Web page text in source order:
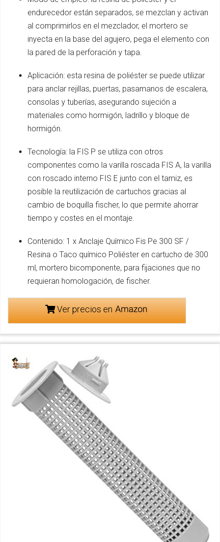
endurecedor están separados, se mezclan y activan
al comprimirlos en el mezclador, el mortero se
inyecta en la base del agujero, pega el elemento con
la pared de la perforación y tapa.
Aplicación: esta resina de poliéster se puede utilizar
para anclar rejillas, puertas, pasamanos de escalera,
consolas y tuberías, asegurando sujeción a
materiales como hormigón, ladrillo y bloque de
hormigón.
Tecnología: la FIS P se utiliza con otros
componentes como la varilla roscada FIS A, la varilla
con roscado interno FIS E junto con el tamiz, es
posible la reutilización de cartuchos gracias al
cambio de boquilla fischer, lo que permite ahorrar
tiempo y costes en el montaje.
Contenido: 1 x Anclaje Químico Fis Pe 300 SF /
Resina o Taco químico Poliéster en cartucho de 300
ml, mortero bicomponente, para fijaciones que no
requieran homologación, de fischer.
Ver precios en